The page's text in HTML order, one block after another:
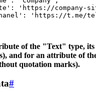
'https://company-
'https://t.me/
of the "Text" type, its
and for an attribute of
quotation marks).
#